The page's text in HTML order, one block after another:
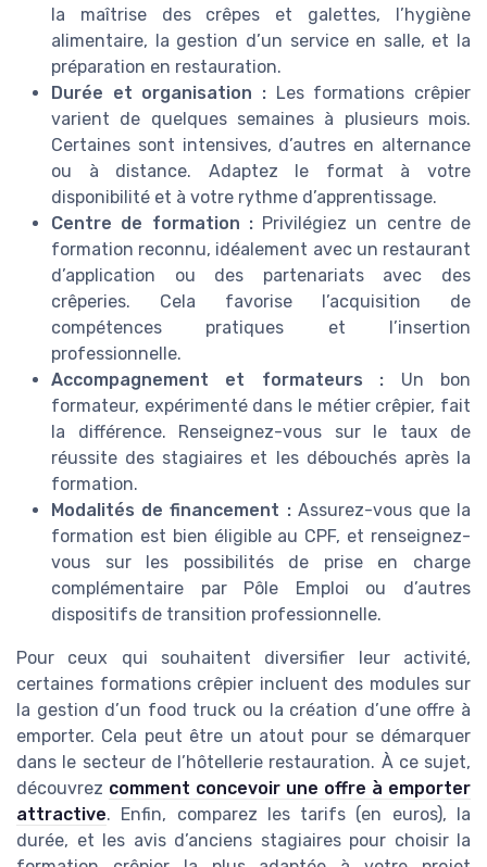
la maîtrise des crêpes et galettes, l’hygiène
alimentaire, la gestion d’un service en salle, et la
préparation en restauration.
Durée et organisation : Les formations crêpier
varient de quelques semaines à plusieurs mois.
Certaines sont intensives, d’autres en alternance
ou à distance. Adaptez le format à votre
disponibilité et à votre rythme d’apprentissage.
Centre de formation :Privilégiez un centre de
formation reconnu, idéalement avec un restaurant
d’application ou des partenariats avec des
crêperies. Cela favorise l’acquisition de
compétences pratiques et l’insertion
professionnelle.
Accompagnement et formateurs : Un bon
formateur, expérimenté dans le métier crêpier, fait
la différence. Renseignez-vous sur le taux de
réussite des stagiaires et les débouchés après la
formation.
Modalités de financement :Assurez-vous que la
formation est bien éligible au CPF, et renseignez-
vous sur les possibilités de prise en charge
complémentaire par Pôle Emploi ou d’autres
dispositifs de transition professionnelle.
Pour ceux qui souhaitent diversifier leur activité,
certaines formations crêpier incluent des modules sur
la gestion d’un food truck ou la création d’une offre à
emporter. Cela peut être un atout pour se démarquer
dans le secteur de l’hôtellerie restauration. À ce sujet,
découvrez comment concevoir une offre à emporter
attractive. Enfin, comparez les tarifs (en euros), la
durée, et les avis d’anciens stagiaires pour choisir la